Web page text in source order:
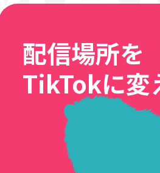
配信場所を
TikTokに変